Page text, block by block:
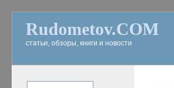
Rudometov.COM
статьи, обзоры, книги и новости